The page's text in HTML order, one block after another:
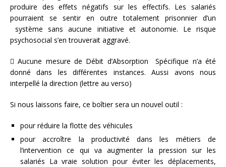
produire des effets négatifs sur les effectifs. Les salariés
pourraient se sentir en outre totalement prisonnier d’un
système sans aucune initiative et autonomie. Le risque
psychosocial s’en trouverait aggravé.
 Aucune mesure de Débit d’Absorption Spécifique n’a été
donné dans les différentes instances. Aussi avons nous
interpellé la direction (lettre au verso)
Si nous laissons faire, ce boîtier sera un nouvel outil :
pour réduire la flotte des véhicules
pour accroître la productivité dans les métiers de
l’intervention ce qui va augmenter la pression sur les
salariés La vraie solution pour éviter les déplacements,